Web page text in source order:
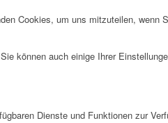
Cookies, um uns mitzuteilen,
können auch einige Ihrer
Dienste und Funktionen zur